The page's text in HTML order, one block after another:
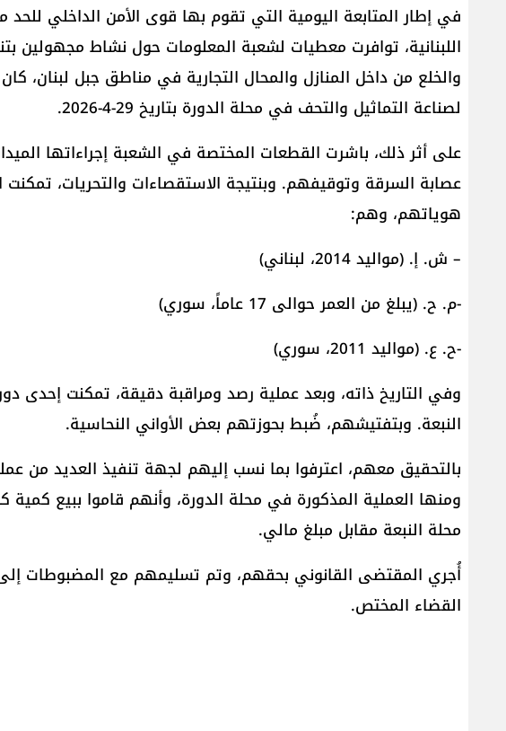
في إطار المتابعة اليومية التي تقوم بها قوى الأمن الداخلي
اللبنانية، توافرت معطيات لشعبة المعلومات حول نشاط مجهولين
والخلع من داخل المنازل والمحال التجارية في مناطق جبل
لصناعة التماثيل والتحف في محلة الدورة بتاريخ 29-4-2026.
على أثر ذلك، باشرت القطعات المختصة في الشعبة إجراءاتها
عصابة السرقة وتوقيفهم. وبنتيجة الاستقصاءات والتحريات،
هوياتهم، وهم:
– ش. إ. (مواليد 2014، لبناني)
-م. ح. (يبلغ من العمر حوالى 17 عاماً، سوري)
-ح. ع. (مواليد 2011، سوري)
وفي التاريخ ذاته، وبعد عملية رصد ومراقبة دقيقة، تمكنت
النبعة. وبتفتيشهم، ضُبط بحوزتهم بعض الأواني النحاسية.
بالتحقيق معهم، اعترفوا بما نسب إليهم لجهة تنفيذ العديد من
ومنها العملية المذكورة في محلة الدورة، وأنهم قاموا ببيع
محلة النبعة مقابل مبلغ مالي.
أُجري المقتضى القانوني بحقهم، وتم تسليمهم مع المضبوطات إلى
القضاء المختص.